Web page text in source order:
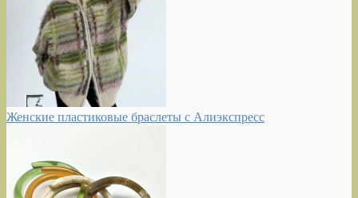
Женские пластиковые браслеты с Алиэкспресс